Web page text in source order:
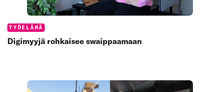
Categories:
TYÖELÄMÄ
Digimyyjä rohkaisee swaippaamaan